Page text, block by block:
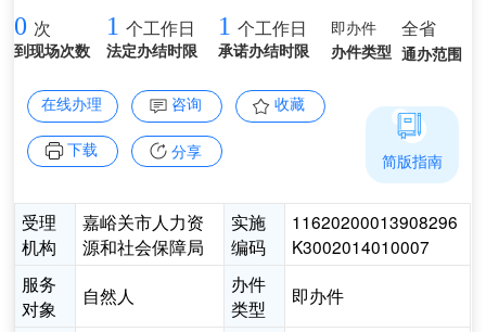
0 次
到现场次数
1 个工作日
法定办结时限
1 个工作日
承诺办结时限
即办件
办件类型
全省
通办范围
在线办理 咨询 收藏
下载 分享
受理
机构
嘉峪关市人力资
源和社会保障局
实施
编码
11620200013908296
K3002014010007
服务
对象
自然人
办件
类型
即办件
简版指南